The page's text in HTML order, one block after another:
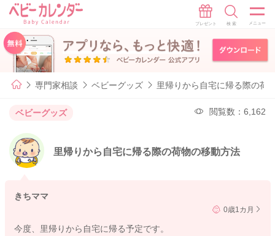
専門家相談 ベビーグッズ 里帰りから自宅に帰る際の荷
ベビーグッズ 閲覧数：6,162
里帰りから自宅に帰る際の荷物の移動方法
きちママ
0歳1カ月
今度、里帰りから自宅に帰る予定です。